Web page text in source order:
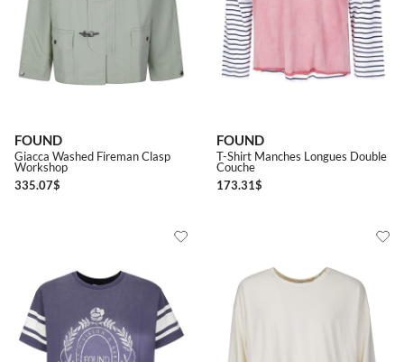
FOUND
Giacca Washed Fireman Clasp
Workshop
335.07$
FOUND
T-Shirt Manches Longues Double
Couche
173.31$